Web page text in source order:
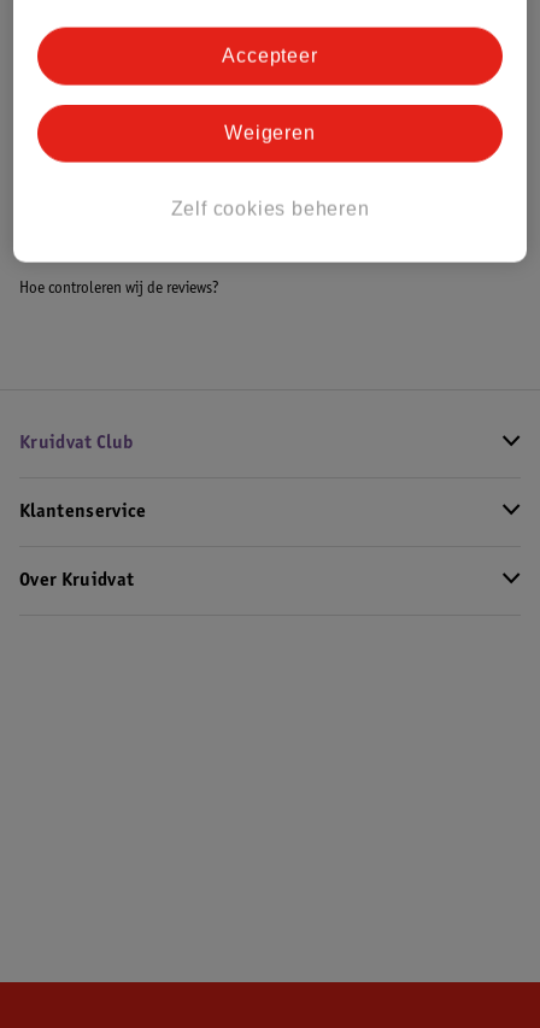
Bestel & Bezorginformatie
Hoe controleren wij de reviews?
Kruidvat Club
Klantenservice
Over Kruidvat
Zelf cookies beheren
Weigeren
Accepteer